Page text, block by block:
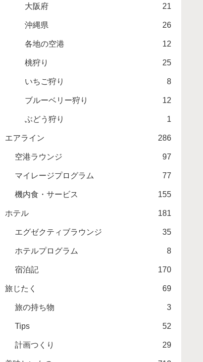
大阪府 21
沖縄県 26
各地の空港 12
桃狩り 25
いちご狩り 8
ブルーベリー狩り 12
ぶどう狩り 1
エアライン 286
空港ラウンジ 97
マイレージプログラム 77
機内食・サービス 155
ホテル 181
エグゼクティブラウンジ 35
ホテルプログラム 8
宿泊記 170
旅じたく 69
旅の持ち物 3
Tips 52
計画つくり 29